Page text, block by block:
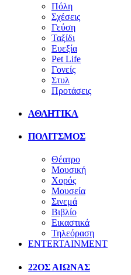
Πόλη
Σχέσεις
Γεύση
Ταξίδι
Ευεξία
Pet Life
Γονείς
Στυλ
Προτάσεις
ΑΘΛΗΤΙΚΑ
ΠΟΛΙΤΣΜΟΣ
Θέατρο
Μουσική
Χορός
Μουσεία
Σινεμά
Βιβλίο
Εικαστικά
Τηλεόραση
ENTERTAINMENT
22ΟΣ ΑΙΩΝΑΣ